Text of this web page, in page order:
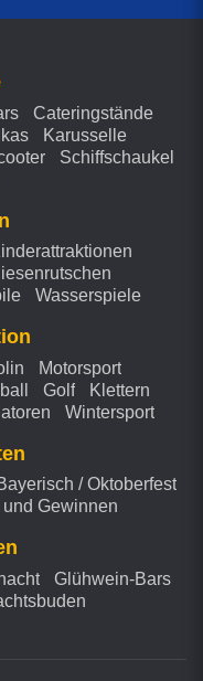
Cateringstände
Karusselle
Schiffschaukel
Wasserspiele
Motorsport
Golf
Klettern
Wintersport
/ Oktoberfest
Gewinnen
Glühwein-Bars